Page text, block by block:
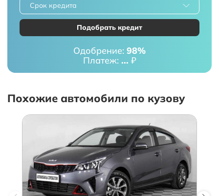
Срок кредита
Подобрать кредит
Одобрение: 98%
Платеж: ... ₽
Похожие автомобили по кузову